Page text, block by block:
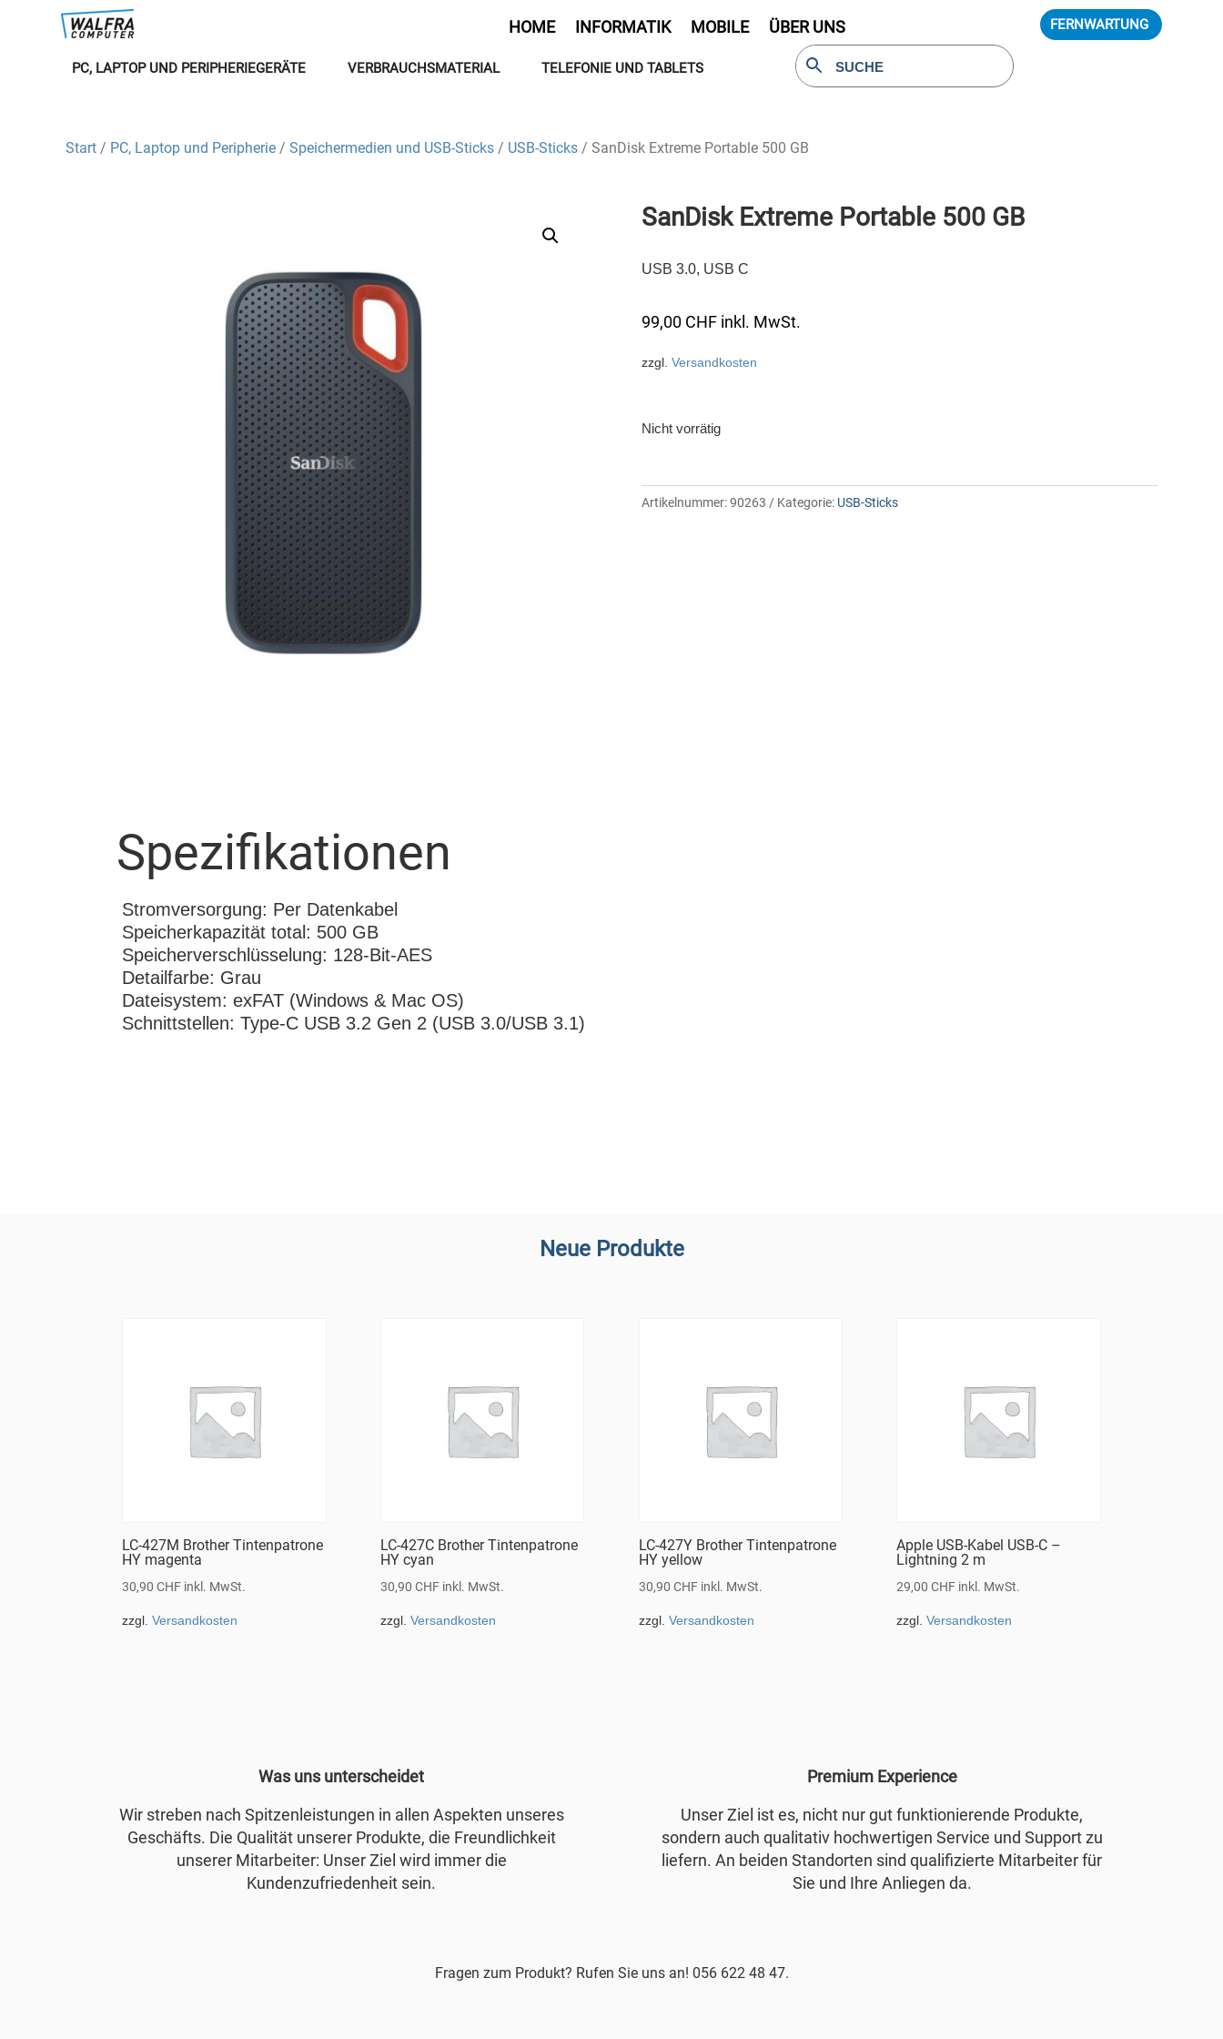
HOME INFORMATIK MOBILE ÜBER UNS FERNWARTUNG
PC, LAPTOP UND PERIPHERIEGERÄTE VERBRAUCHSMATERIAL TELEFONIE UND TABLETS
Start / PC, Laptop und Peripherie / Speichermedien und USB-Sticks / USB-Sticks / SanDisk Extreme Portable 500 GB
SanDisk Extreme Portable 500 GB
USB 3.0, USB C
99,00 CHF inkl. MwSt.
zzgl. Versandkosten
Nicht vorrätig
Artikelnummer:90263 Kategorie: USB-Sticks
Spezifikationen
Stromversorgung: Per Datenkabel
Speicherkapazität total: 500 GB
Speicherverschlüsselung: 128-Bit-AES
Detailfarbe: Grau
Dateisystem: exFAT (Windows & Mac OS)
Schnittstellen: Type-C USB 3.2 Gen 2 (USB 3.0/USB 3.1)
Neue Produkte
LC-427M Brother Tintenpatrone
HY magenta
30,90CHF inkl. MwSt.
zzgl.Versandkosten
LC-427C Brother Tintenpatrone
HY cyan
30,90 CHF inkl. MwSt.
zzgl. Versandkosten
LC-427Y Brother Tintenpatrone
HY yellow
30,90 CHF inkl. MwSt.
zzgl. Versandkosten
Apple USB-Kabel USB-C –
Lightning 2 m
29,00CHF inkl. MwSt.
zzgl.Versandkosten
Was uns unterscheidet
Wir streben nach Spitzenleistungen in allen Aspekten unseres
Geschäfts. Die Qualität unserer Produkte, die Freundlichkeit
unserer Mitarbeiter: Unser Ziel wird immer die
Kundenzufriedenheit sein.
Premium Experience
Unser Ziel ist es, nicht nur gut funktionierende Produkte,
sondern auch qualitativ hochwertigen Service und Support zu
liefern. An beiden Standorten sind qualifizierte Mitarbeiter für
Sie und Ihre Anliegen da.
Fragen zum Produkt? Rufen Sie uns an! 056 622 48 47.